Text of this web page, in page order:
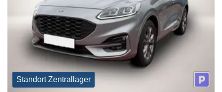
Standort Zentrallager